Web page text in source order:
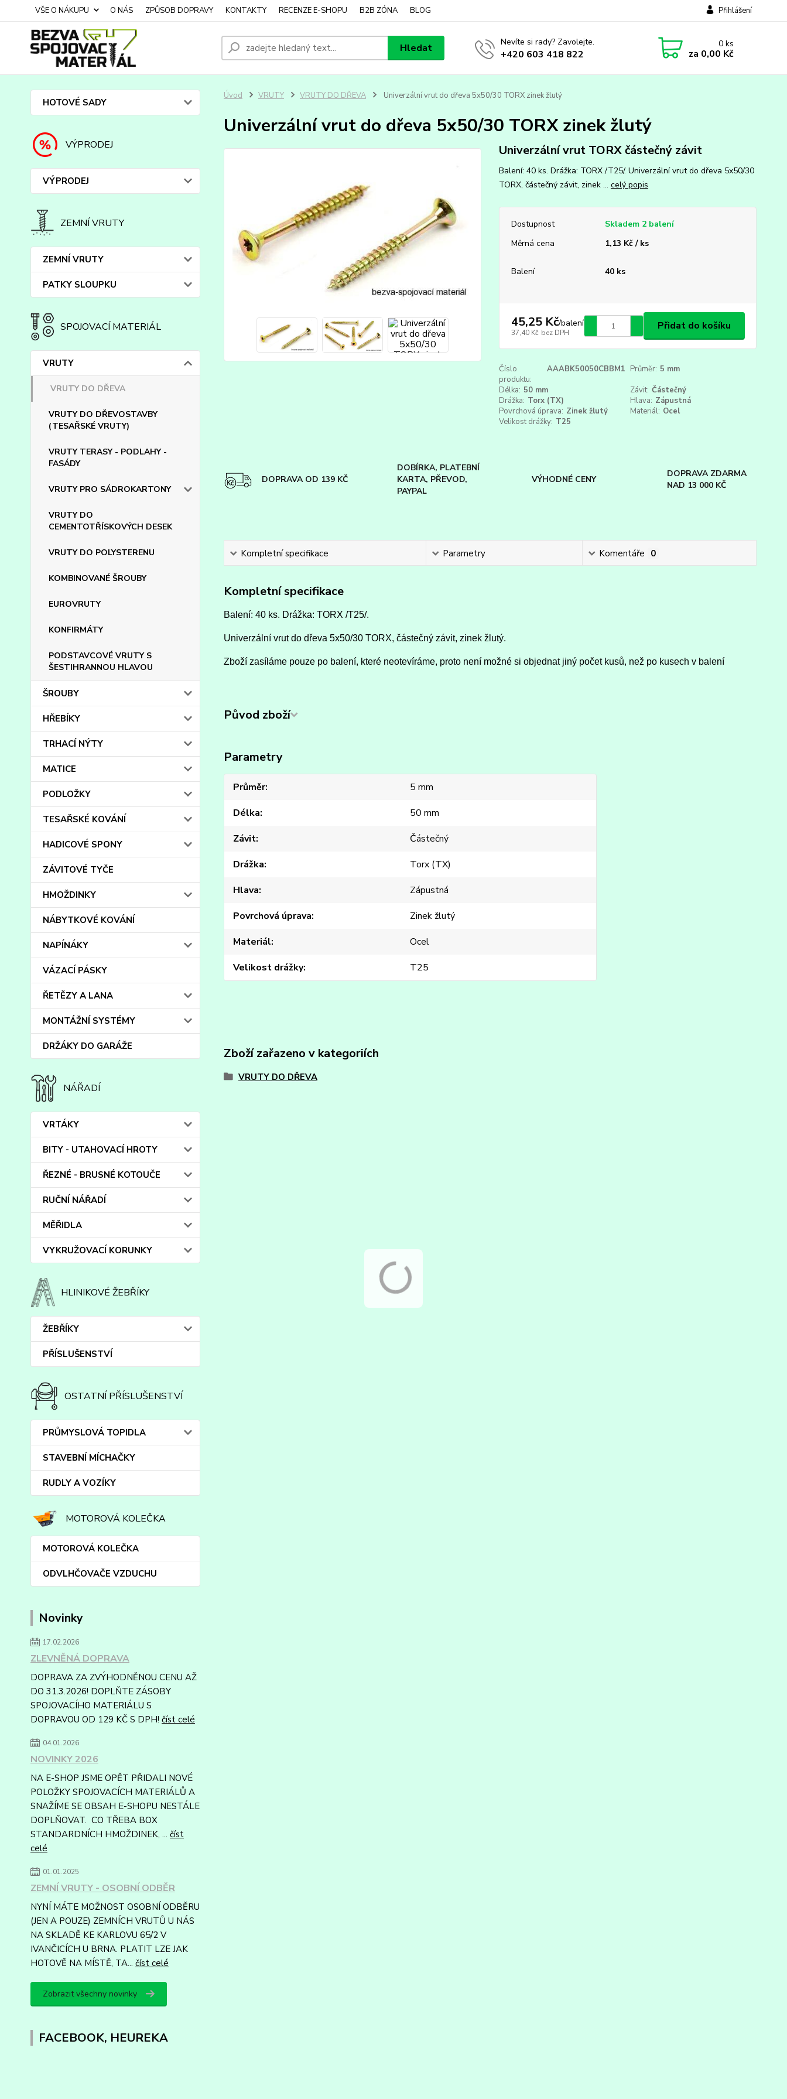
VŠE O NÁKUPU O NÁS ZPŮSOB DOPRAVY KONTAKTY RECENZE E-SHOPU B2B ZÓNA BLOG Přihlášení
Hledat Nevíte si rady? Zavolejte.
+420 603 418 822
0ks
za 0,00 Kč
HOTOVÉ SADY
VÝPRODEJ
VÝPRODEJ
ZEMNÍ VRUTY
ZEMNÍ VRUTY
PATKY SLOUPKU
SPOJOVACÍ MATERIÁL
VRUTY
VRUTY DO DŘEVA
VRUTY DO DŘEVOSTAVBY
(TESAŘSKÉ VRUTY)
VRUTY TERASY - PODLAHY -
FASÁDY
VRUTY PRO SÁDROKARTONY
VRUTY DO
CEMENTOTŘÍSKOVÝCH DESEK
VRUTY DO POLYSTERENU
KOMBINOVANÉ ŠROUBY
EUROVRUTY
KONFIRMÁTY
PODSTAVCOVÉ VRUTY S
ŠESTIHRANNOU HLAVOU
ŠROUBY
HŘEBÍKY
TRHACÍ NÝTY
MATICE
PODLOŽKY
TESAŘSKÉ KOVÁNÍ
HADICOVÉ SPONY
ZÁVITOVÉ TYČE
HMOŽDINKY
NÁBYTKOVÉ KOVÁNÍ
NAPÍNÁKY
VÁZACÍ PÁSKY
ŘETĚZY A LANA
MONTÁŽNÍ SYSTÉMY
DRŽÁKY DO GARÁŽE
NÁŘADÍ
VRTÁKY
BITY - UTAHOVACÍ HROTY
ŘEZNÉ - BRUSNÉ KOTOUČE
RUČNÍ NÁŘADÍ
MĚŘIDLA
VYKRUŽOVACÍ KORUNKY
HLINIKOVÉ ŽEBŘÍKY
ŽEBŘÍKY
PŘÍSLUŠENSTVÍ
OSTATNÍ PŘÍSLUŠENSTVÍ
PRŮMYSLOVÁ TOPIDLA
STAVEBNÍ MÍCHAČKY
RUDLY A VOZÍKY
MOTOROVÁ KOLEČKA
MOTOROVÁ KOLEČKA
ODVLHČOVAČE VZDUCHU
Novinky
17.02.2026
ZLEVNĚNÁ DOPRAVA
DOPRAVA ZA ZVÝHODNĚNOU CENU AŽ
DO 31.3.2026! DOPLŇTE ZÁSOBY
SPOJOVACÍHO MATERIÁLU S
DOPRAVOU OD 129 KČ S DPH! číst celé
04.01.2026
NOVINKY 2026
NA E-SHOP JSME OPĚT PŘIDALI NOVÉ
POLOŽKY SPOJOVACÍCH MATERIÁLŮ A
SNAŽÍME SE OBSAH E-SHOPU NESTÁLE
DOPLŇOVAT. CO TŘEBA BOX
STANDARDNÍCH HMOŽDINEK, ... číst
celé
01.01.2025
ZEMNÍ VRUTY - OSOBNÍ ODBĚR
NYNÍ MÁTE MOŽNOST OSOBNÍ ODBĚRU
(JEN A POUZE) ZEMNÍCH VRUTŮ U NÁS
NA SKLADĚ KE KARLOVU 65/2 V
IVANČICÍCH U BRNA. PLATIT LZE JAK
HOTOVĚ NA MÍSTĚ, TA... číst celé
Zobrazit všechny novinky
FACEBOOK, HEUREKA
Úvod VRUTY VRUTY DO DŘEVA Univerzální vrut do dřeva 5x50/30 TORX zinek žlutý
Univerzální vrut do dřeva 5x50/30 TORX zinek žlutý
Univerzální vrut TORX částečný závit
Balení: 40 ks. Drážka: TORX /T25/. Univerzální vrut do dřeva 5x50/30
TORX, částečný závit, zinek ... celý popis
Dostupnost
Skladem 2 balení
Měrná cena
1,13 Kč / ks
Balení 40 ks
45,25 Kč/balení
37,40 Kč bez DPH
Přidat do košíku
Číslo
produktu:
AAABK50050CBBM1 Průměr: 5 mm
Délka: 50 mm Závit: Částečný
Drážka: Torx (TX) Hlava: Zápustná
Povrchová úprava: Zinek žlutý Materiál: Ocel
Velikost drážky: T25
DOPRAVA OD 139 KČ
DOBÍRKA, PLATEBNÍ
KARTA, PŘEVOD,
PAYPAL
VÝHODNÉ CENY
DOPRAVA ZDARMA
NAD 13 000 KČ
Kompletní specifikace Parametry Komentáře 0
Kompletní specifikace
Balení: 40 ks. Drážka: TORX /T25/.
Univerzální vrut do dřeva 5x50/30 TORX, částečný závit, zinek žlutý.
Zboží zasíláme pouze po balení, které neotevíráme, proto není možné si objednat jiný počet kusů, než po kusech v balení
Původ zboží
Parametry
Průměr
5 mm
Délka
50 mm
Závit
Částečný
Drážka
Torx (TX)
Hlava
Zápustná
Povrchová úprava
Zinek žlutý
Materiál
Ocel
Velikost drážky
T25
Zboží zařazeno v kategoriích
VRUTY DO DŘEVA